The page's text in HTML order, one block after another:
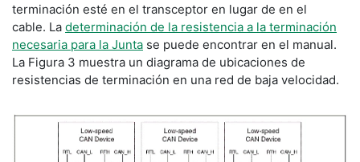
terminación esté en el transceptor en lugar de en el
cable. La determinación de la resistencia a la terminación
necesaria para la Junta se puede encontrar en el manual.
La Figura 3 muestra un diagrama de ubicaciones de
resistencias de terminación en una red de baja velocidad.